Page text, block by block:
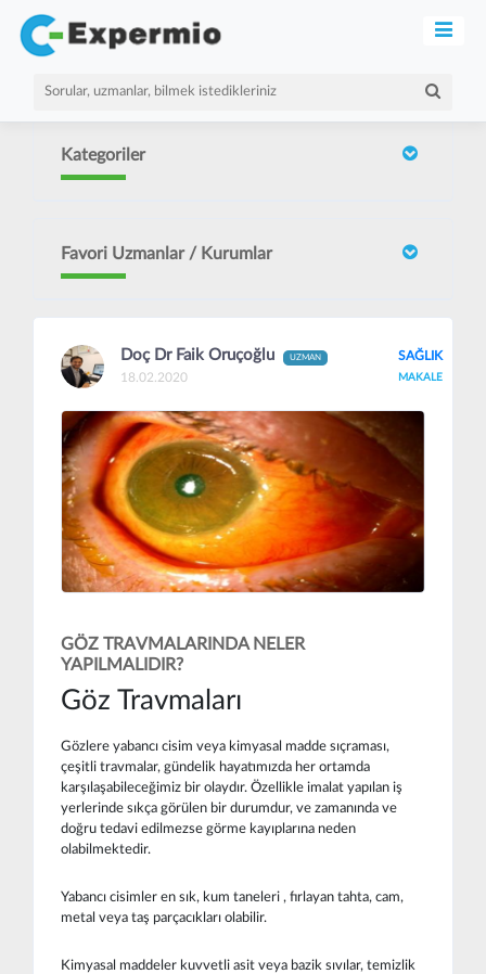
Kategoriler
Favori Uzmanlar / Kurumlar
Doç Dr Faik Oruçoğlu UZMAN
18.02.2020
SAĞLIK
MAKALE
GÖZ TRAVMALARINDA NELER
YAPILMALIDIR?
Göz Travmaları
Gözlere yabancı cisim veya kimyasal madde sıçraması,
çeşitli travmalar, gündelik hayatımızda her ortamda
karşılaşabileceğimiz bir olaydır. Özellikle imalat yapılan iş
yerlerinde sıkça görülen bir durumdur, ve zamanında ve
doğru tedavi edilmezse görme kayıplarına neden
olabilmektedir.
Yabancı cisimler en sık, kum taneleri , fırlayan tahta, cam,
metal veya taş parçacıkları olabilir.
Kimyasal maddeler kuvvetli asit veya bazik sıvılar, temizlik